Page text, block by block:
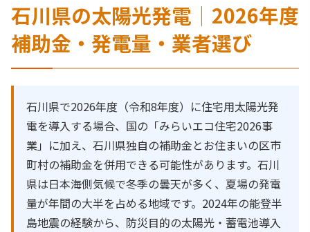
石川県の太陽光発電｜2026年度
補助金・発電量・業者選び
石川県で2026年度（令和8年度）に住宅用太陽光発
電を導入する場合、国の「みらいエコ住宅2026事
業」に加え、石川県独自の補助金とお住まいの区市
町村の補助金を併用できる可能性があります。石川
県は日本海側気候で冬季の曇天が多く、夏場の発電
量が年間の大半を占める地域です。2024年の能登半
島地震の経験から、防災目的の太陽光・蓄電池導入